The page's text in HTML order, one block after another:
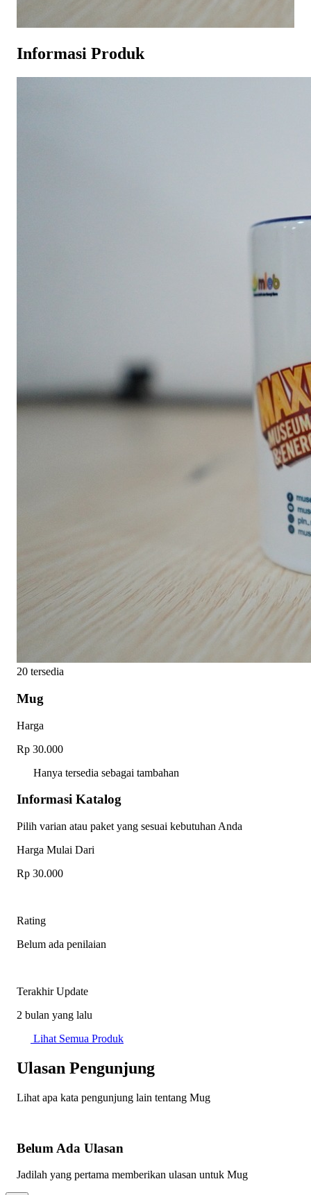
Informasi Produk
20 tersedia
Mug
Harga
Rp 30.000
Hanya tersedia sebagai tambahan
Informasi Katalog
Pilih varian atau paket yang sesuai kebutuhan Anda
Harga Mulai Dari
Rp 30.000
Rating
Belum ada penilaian
Terakhir Update
2 bulan yang lalu
Lihat Semua Produk
Ulasan Pengunjung
Lihat apa kata pengunjung lain tentang Mug
Belum Ada Ulasan
Jadilah yang pertama memberikan ulasan untuk Mug